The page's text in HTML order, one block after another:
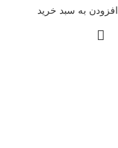
افزودن به سبد خرید